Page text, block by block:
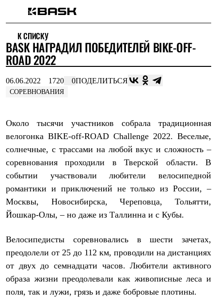
Интернет-магазин
Мужская одежда
Утепленная пухом
Куртки
Жилеты
Комбинезоны
Брюки
Штормовая одежда
Куртки
Брюки
Софтшелл одежда
Куртки
Брюки
Куртки
Брюки
Жилеты
Термобелье
Среднее термобелье
Легкое термобелье
Лёгкая одежда
Футболки
Рубашки
Толстовки
Брюки
К СПИСКУ
BASK НАГРАДИЛ ПОБЕДИТЕЛЕЙ BIKE-OFF-
ROAD 2022
06.06.2022 1720 0ПОДЕЛИТЬСЯ
СОРЕВНОВАНИЯ
Около тысячи участников собрала традиционная
велогонка BIKE-off-ROAD Challenge 2022. Веселые,
солнечные, с трассами на любой вкус и сложность –
соревнования проходили в Тверской области. В
событии участвовали любители велосипедной
романтики и приключений не только из России, –
Москвы, Новосибирска, Череповца, Тольятти,
Йошкар-Олы, – но даже из Таллинна и с Кубы.
Велосипедисты соревновались в шести зачетах,
преодолели от 25 до 112 км, проводили на дистанциях
от двух до семнадцати часов. Любители активного
образа жизни преодолевали как живописные леса и
поля, так и лужи, грязь и даже бобровые плотины.